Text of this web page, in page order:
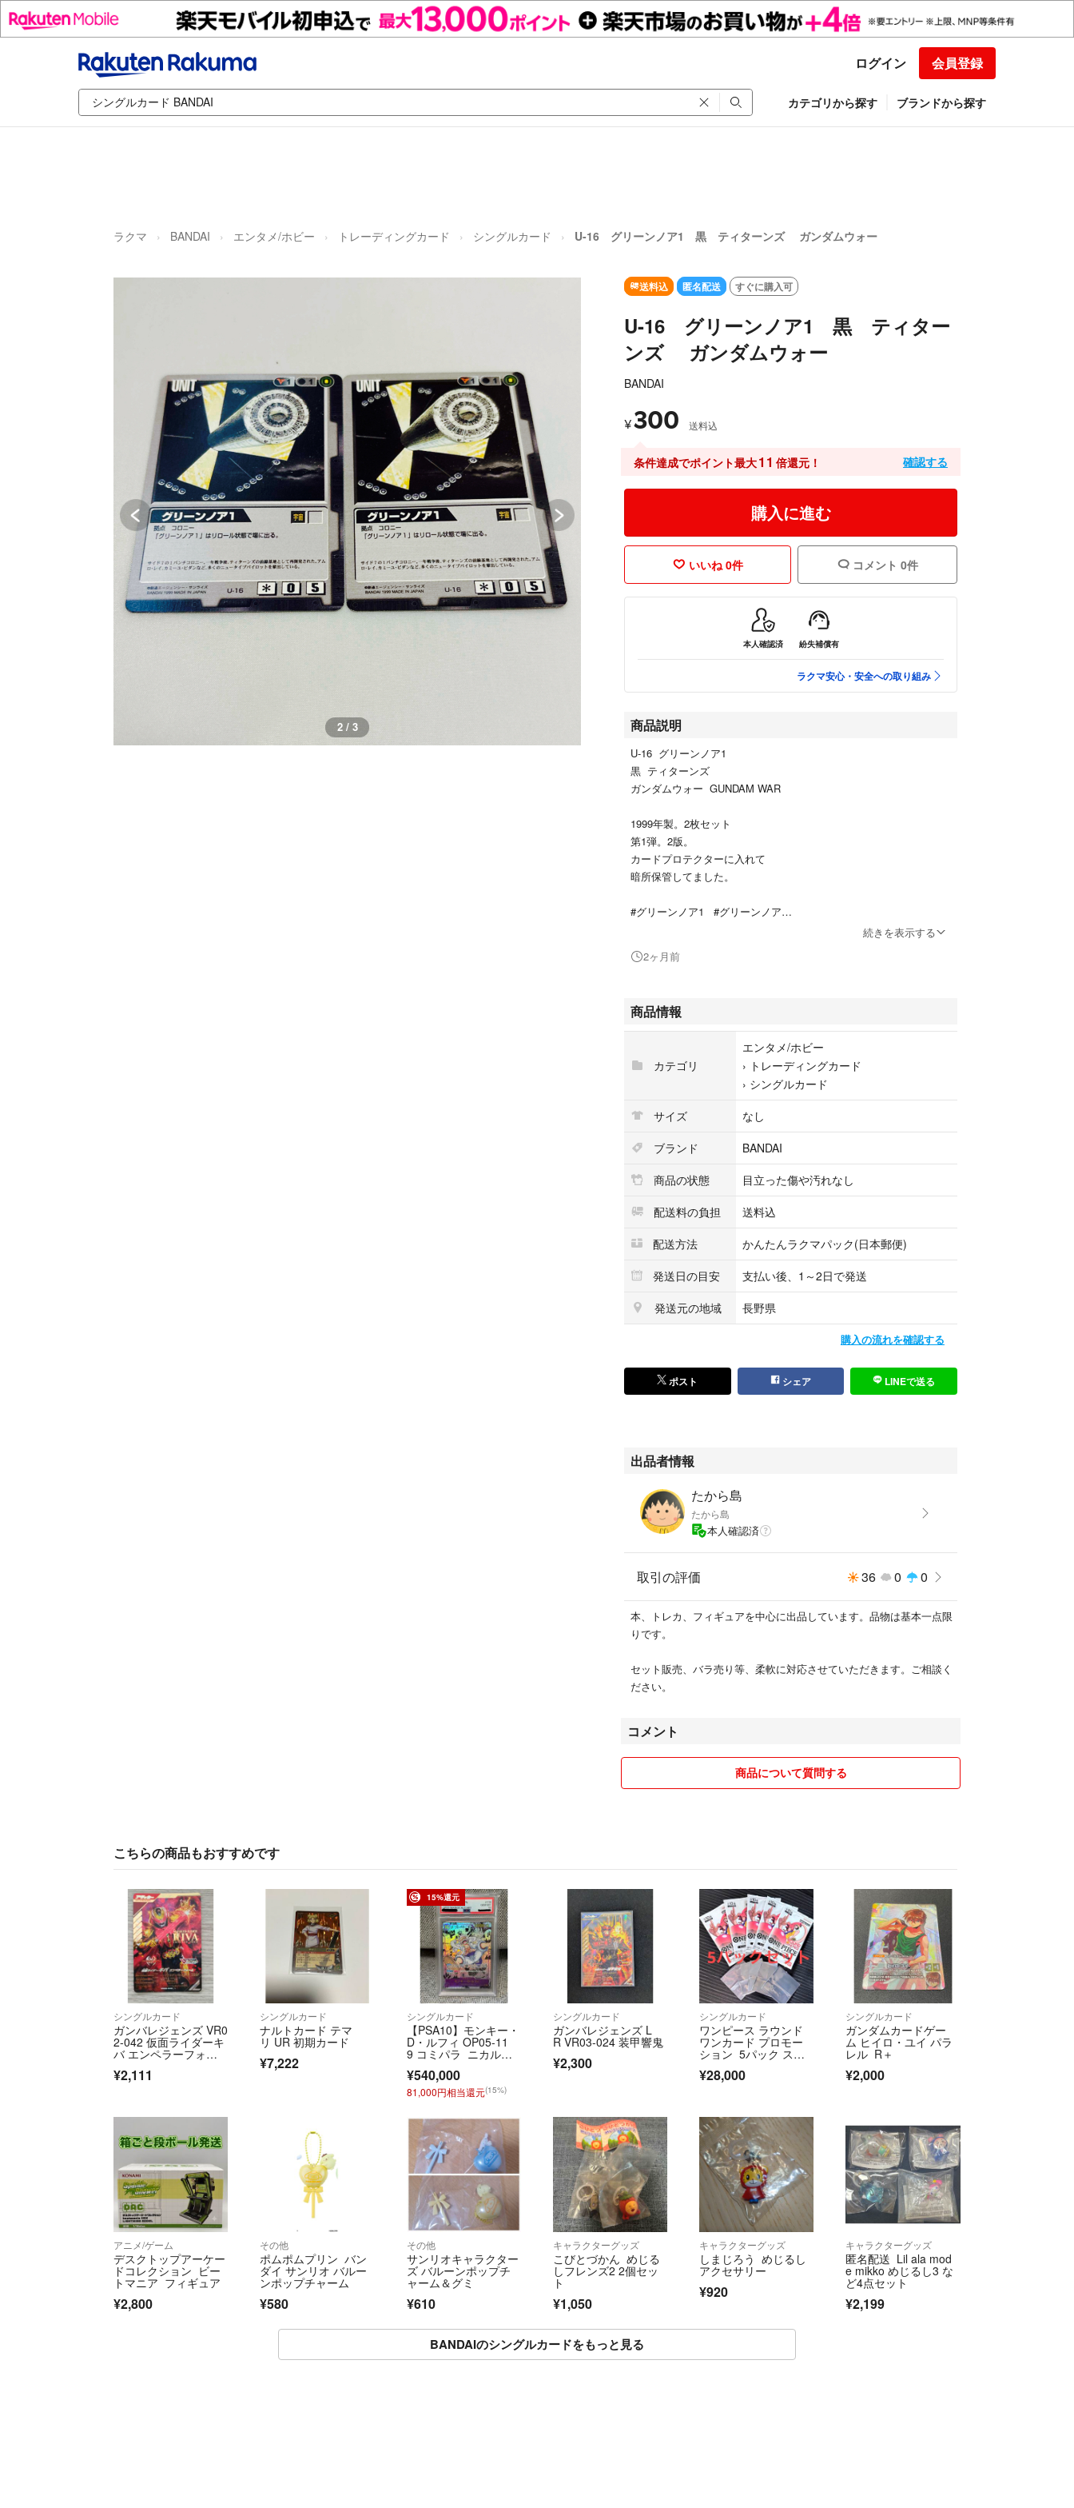
ログイン 会員登録
カテゴリから探す ブランドから探す
ラクマ BANDAI エンタメ/ホビー トレーディングカード シングルカード U-16 グリーンノア1 黒 ティターンズ ガンダムウォー
3 / 3
送料込 匿名配送 すぐに購入可
U-16 グリーンノア1 黒 ティター
ンズ ガンダムウォー
BANDAI
¥300 送料込
条件達成でポイント最大11 倍還元！ 確認する
購入に進む
いいね 0件 コメント 0件
本人確認済 紛失補償有
ラクマ安心・安全への取り組み
商品説明
U-16 グリーンノア1
黒 ティターンズ
ガンダムウォー GUNDAM WAR
1999年製。2枚セット
第1弾。2版。
カードプロテクターに入れて
暗所保管してました。
#グリーンノア1 #グリーンノア
#ガンダム #トレーディングカード
続きを表示する
2ヶ月前
商品情報
カテゴリ
エンタメ/ホビー
› トレーディングカード
› シングルカード
サイズ
なし
ブランド
BANDAI
商品の状態
目立った傷や汚れなし
配送料の負担
送料込
配送方法
かんたんラクマパック(日本郵便)
発送日の目安
支払い後、1～2日で発送
発送元の地域
長野県
購入の流れを確認する
ポスト シェア LINEで送る
出品者情報
たから島
たから島
本人確認済
取引の評価 36 0 0
本、トレカ、フィギュアを中心に出品しています。品物は基本一点限
りです。
セット販売、バラ売り等、柔軟に対応させていただきます。ご相談く
ださい。
コメント
商品について質問する
こちらの商品もおすすめです
シングルカード
ガンバレジェンズ VR0
2-042 仮面ライダーキ
バ エンペラーフォー
¥2,111
シングルカード
ナルトカード テマ
リ UR 初期カード
¥7,222
15%還元
シングルカード
【PSA10】モンキー・
D・ルフィ OP05-11
9 コミパラ ニカルフ
¥540,000
81,000円相当還元(15%)
シングルカード
ガンバレジェンズ L
R VR03-024 装甲響鬼
¥2,300
シングルカード
ワンピース ラウンド
ワンカード プロモー
ション 5パック ステ
E ワンピースカードゲ
¥28,000
シングルカード
ガンダムカードゲー
ム ヒイロ・ユイ パラ
レル R＋
¥2,000
アニメ/ゲーム
デスクトップアーケー
ドコレクション ビー
トマニア フィギュア
¥2,800
その他
ポムポムプリン バン
ダイ サンリオ バルー
ンポップチャーム
¥580
その他
サンリオキャラクター
ズ バルーンポップチ
ャーム＆グミ
¥610
キャラクターグッズ
こびとづかん めじる
しフレンズ2 2個セッ
ト
¥1,050
キャラクターグッズ
しまじろう めじるし
アクセサリー
¥920
キャラクターグッズ
匿名配送 Lil ala mod
e mikko めじるし3 な
ど4点セット
¥2,199
BANDAIのシングルカードをもっと見る